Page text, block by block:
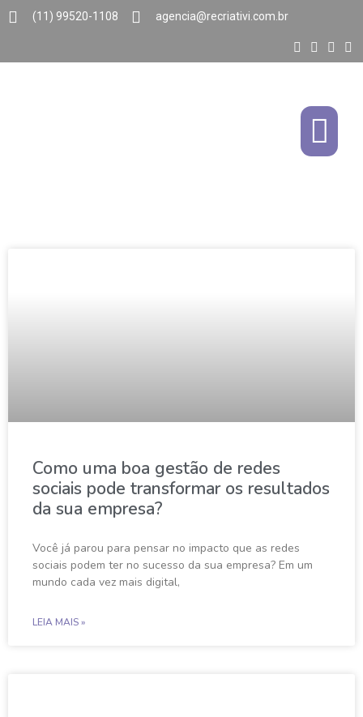
(11) 99520-1108 agencia@recriativi.com.br
Como uma boa gestão de redes
sociais pode transformar os resultados
da sua empresa?
Você já parou para pensar no impacto que as redes
sociais podem ter no sucesso da sua empresa? Em um
mundo cada vez mais digital,
LEIA MAIS »